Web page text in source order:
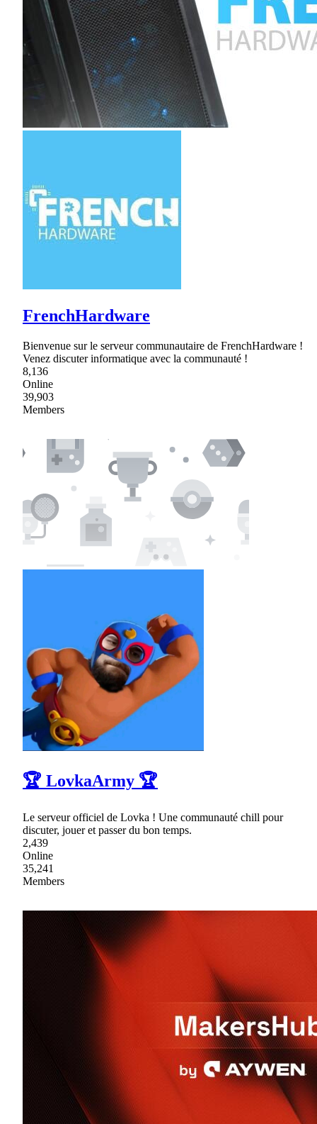
FrenchHardware
Bienvenue sur le serveur communautaire de FrenchHardware !
Venez discuter informatique avec la communauté !
8,136
Online
39,903
Members
🏆 LovkaArmy 🏆
Le serveur officiel de Lovka ! Une communauté chill pour
discuter, jouer et passer du bon temps.
2,439
Online
35,241
Members